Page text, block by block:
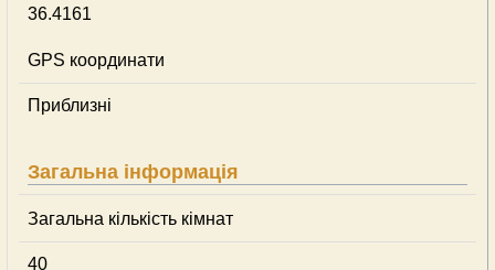
36.4161
GPS координати
Приблизні
Загальна інформація
Загальна кількість кімнат
40